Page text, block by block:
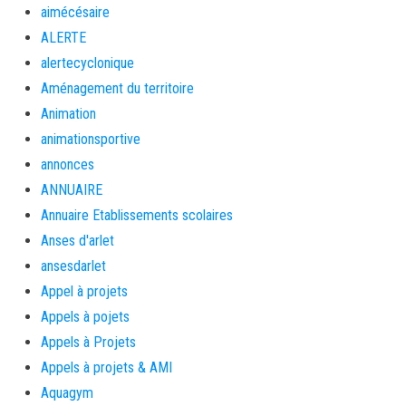
aimécésaire
ALERTE
alertecyclonique
Aménagement du territoire
Animation
animationsportive
annonces
ANNUAIRE
Annuaire Etablissements scolaires
Anses d'arlet
ansesdarlet
Appel à projets
Appels à pojets
Appels à Projets
Appels à projets & AMI
Aquagym